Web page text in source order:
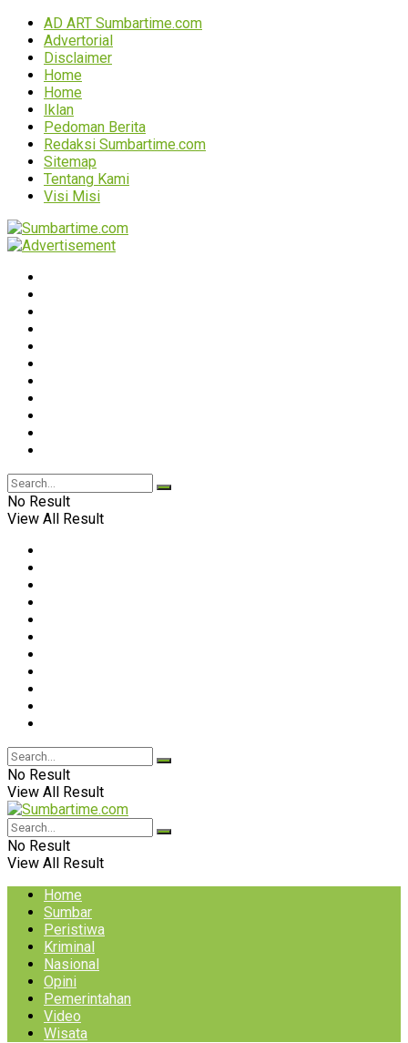
AD ART Sumbartime.com
Advertorial
Disclaimer
Home
Home
Iklan
Pedoman Berita
Redaksi Sumbartime.com
Sitemap
Tentang Kami
Visi Misi
No Result
View All Result
No Result
View All Result
No Result
View All Result
Home
Sumbar
Peristiwa
Kriminal
Nasional
Opini
Pemerintahan
Video
Wisata